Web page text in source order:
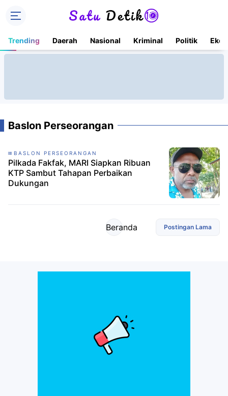
Trending Daerah Nasional Kriminal Politik
Baslon Perseorangan
BASLON PERSEORANGAN
Pilkada Fakfak, MARI Siapkan Ribuan
KTP Sambut Tahapan Perbaikan
Dukungan
Postingan Lama
Beranda